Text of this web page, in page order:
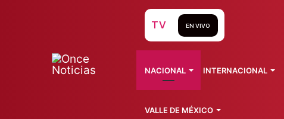
TV EN VIVO
NACIONAL INTERNACIONAL
VALLE DE MÉXICO